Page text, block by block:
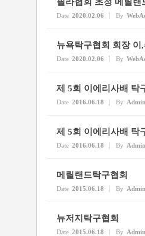
Date 2020.02.06 By
뉴욕탁구협회 회장
Date 2020.02.06 By
제 5회 이에리사배 탁
Date 2016.06.18 By Admin
제 5회 이에리사배 탁
Date 2016.06.18 By Admin
메릴랜드탁구협회
Date 2015.06.18 By Admin
뉴저지탁구협회
Date 2015.06.18 By Admin